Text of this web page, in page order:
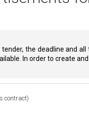
tender, the deadline and
In order to create
contract)